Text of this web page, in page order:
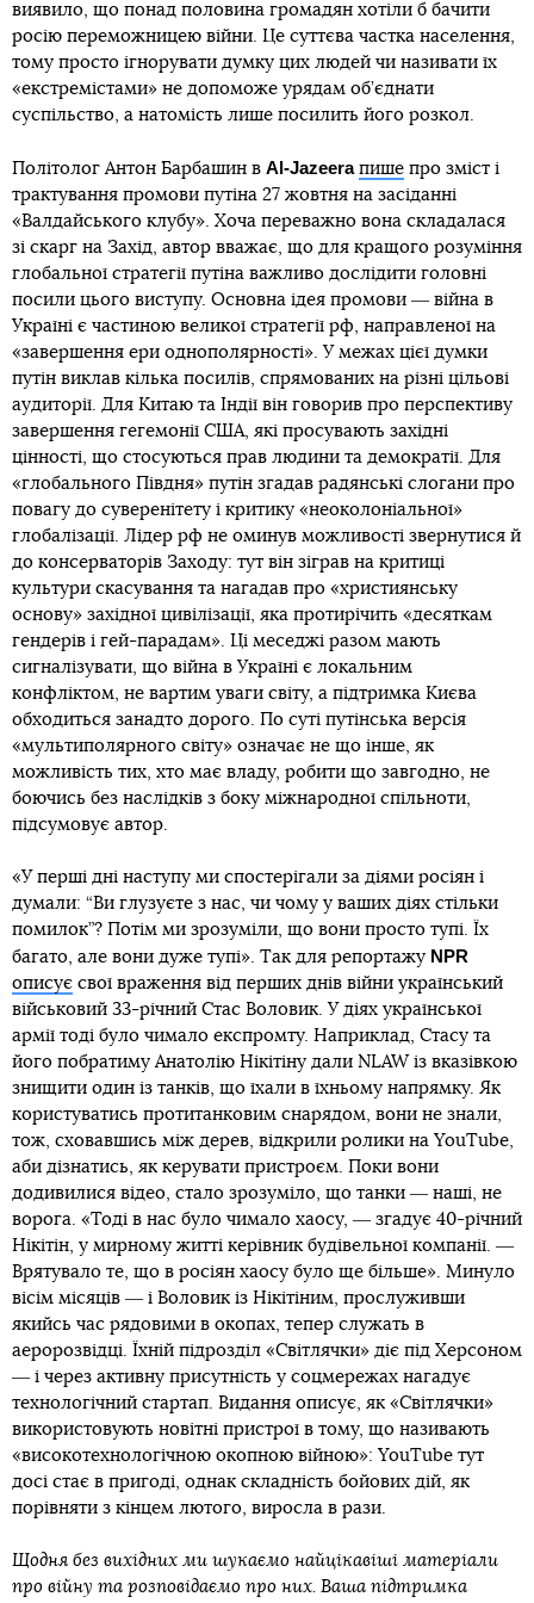
виявило, що понад половина громадян хотіли б бачити
росію переможницею війни. Це суттєва частка населення,
тому просто ігнорувати думку цих людей чи називати їх
«екстремістами» не допоможе урядам об’єднати
суспільство, а натомість лише посилить його розкол.
Політолог Антон Барбашин в Al-Jazeera пише про зміст і
трактування промови путіна 27 жовтня на засіданні
«Валдайського клубу». Хоча переважно вона складалася
зі скарг на Захід, автор вважає, що для кращого розуміння
глобальної стратегії путіна важливо дослідити головні
посили цього виступу. Основна ідея промови ― війна в
Україні є частиною великої стратегії рф, направленої на
«завершення ери однополярності». У межах цієї думки
путін виклав кілька посилів, спрямованих на різні цільові
аудиторії. Для Китаю та Індії він говорив про перспективу
завершення гегемонії США, які просувають західні
цінності, що стосуються прав людини та демократії. Для
«глобального Півдня» путін згадав радянські слогани про
повагу до суверенітету і критику «неоколоніальної»
глобалізації. Лідер рф не оминув можливості звернутися й
до консерваторів Заходу: тут він зіграв на критиці
культури скасування та нагадав про «християнську
основу» західної цивілізації, яка протирічить «десяткам
гендерів і гей-парадам». Ці меседжі разом мають
сигналізувати, що війна в Україні є локальним
конфліктом, не вартим уваги світу, а підтримка Києва
обходиться занадто дорого. По суті путінська версія
«мультиполярного світу» означає не що інше, як
можливість тих, хто має владу, робити що завгодно, не
боючись без наслідків з боку міжнародної спільноти,
підсумовує автор.
«У перші дні наступу ми спостерігали за діями росіян і
думали: “Ви глузуєте з нас, чи чому у ваших діях стільки
помилок”? Потім ми зрозуміли, що вони просто тупі. Їх
багато, але вони дуже тупі». Так для репортажу NPR
описує свої враження від перших днів війни український
військовий 33-річний Стас Воловик. У діях української
армії тоді було чимало експромту. Наприклад, Стасу та
його побратиму Анатолію Нікітіну дали NLAW із вказівкою
знищити один із танків, що їхали в їхньому напрямку. Як
користуватись протитанковим снарядом, вони не знали,
тож, сховавшись між дерев, відкрили ролики на YouTube,
аби дізнатись, як керувати пристроєм. Поки вони
додивилися відео, стало зрозуміло, що танки ― наші, не
ворога. «Тоді в нас було чимало хаосу, ― згадує 40-річний
Нікітін, у мирному житті керівник будівельної компанії. ―
Врятувало те, що в росіян хаосу було ще більше». Минуло
вісім місяців ― і Воловик із Нікітіним, прослуживши
якийсь час рядовими в окопах, тепер служать в
аеророзвідці. Їхній підрозділ «Світлячки» діє під Херсоном
― і через активну присутність у соцмережах нагадує
технологічний стартап. Видання описує, як «Світлячки»
використовують новітні пристрої в тому, що називають
«високотехнологічною окопною війною»: YouTube тут
досі стає в пригоді, однак складність бойових дій, як
порівняти з кінцем лютого, виросла в рази.
Щодня без вихідних ми шукаємо найцікавіші матеріали
про війну та розповідаємо про них. Ваша підтримка